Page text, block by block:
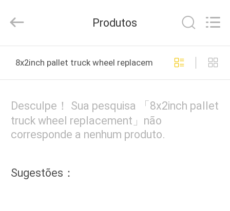
VÍDEOS
NÓS
Metal
Rights
Produtos
8x2inch pallet truck wheel replacement fabricação
Desculpe！ Sua pesquisa 「8x2inch pallet
truck wheel replacement」não
corresponde a nenhum produto.
Sugestões：